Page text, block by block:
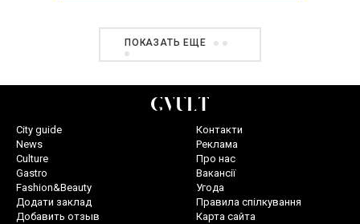
ПОКАЗАТЬ ЕЩЕ
City guide
News
Culture
Gastro
Fashion&Beauty
Додати заклад
Добавить отзыв
Контакти
Реклама
Про нас
Вакансії
Угода
Правила спілкування
Карта сайта